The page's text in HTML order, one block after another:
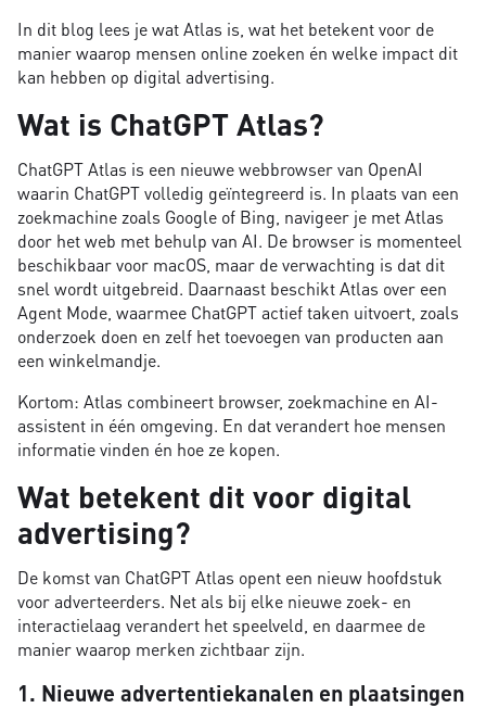
In dit blog lees je wat Atlas is, wat het betekent voor de
manier waarop mensen online zoeken én welke impact dit
kan hebben op digital advertising.
Wat is ChatGPT Atlas?
ChatGPT Atlas is een nieuwe webbrowser van OpenAI
waarin ChatGPT volledig geïntegreerd is. In plaats van een
zoekmachine zoals Google of Bing, navigeer je met Atlas
door het web met behulp van AI. De browser is momenteel
beschikbaar voor macOS, maar de verwachting is dat dit
snel wordt uitgebreid. Daarnaast beschikt Atlas over een
Agent Mode, waarmee ChatGPT actief taken uitvoert, zoals
onderzoek doen en zelf het toevoegen van producten aan
een winkelmandje.
Kortom: Atlas combineert browser, zoekmachine en AI-
assistent in één omgeving. En dat verandert hoe mensen
informatie vinden én hoe ze kopen.
Wat betekent dit voor digital
advertising?
De komst van ChatGPT Atlas opent een nieuw hoofdstuk
voor adverteerders. Net als bij elke nieuwe zoek- en
interactielaag verandert het speelveld, en daarmee de
manier waarop merken zichtbaar zijn.
1. Nieuwe advertentiekanalen en plaatsingen